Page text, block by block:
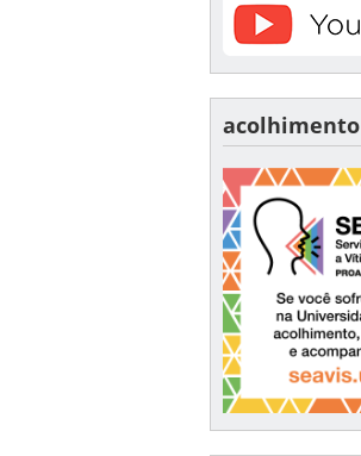
acolhimento